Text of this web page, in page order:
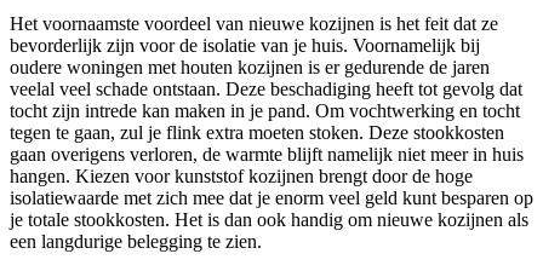
Het voornaamste voordeel van nieuwe kozijnen is het feit dat ze
bevorderlijk zijn voor de isolatie van je huis. Voornamelijk bij
oudere woningen met houten kozijnen is er gedurende de jaren
veelal veel schade ontstaan. Deze beschadiging heeft tot gevolg dat
tocht zijn intrede kan maken in je pand. Om vochtwerking en tocht
tegen te gaan, zul je flink extra moeten stoken. Deze stookkosten
gaan overigens verloren, de warmte blijft namelijk niet meer in huis
hangen. Kiezen voor kunststof kozijnen brengt door de hoge
isolatiewaarde met zich mee dat je enorm veel geld kunt besparen op
je totale stookkosten. Het is dan ook handig om nieuwe kozijnen als
een langdurige belegging te zien.